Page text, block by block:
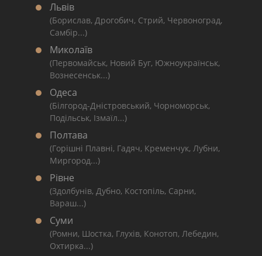
Львів
(Борислав, Дрогобич, Стрий, Червоноград,
Самбір...)
Миколаїв
(Первомайськ, Новий Буг, Южноукраїнськ,
Вознесенськ...)
Одеса
(Білгород-Дністровський, Чорноморськ,
Подільськ, Ізмаїл...)
Полтава
(Горішні Плавні, Гадяч, Кременчук, Лубни,
Миргород...)
Рівне
(Здолбунів, Дубно, Костопіль, Сарни,
Вараш...)
Суми
(Ромни, Шостка, Глухів, Конотоп, Лебедин,
Охтирка...)